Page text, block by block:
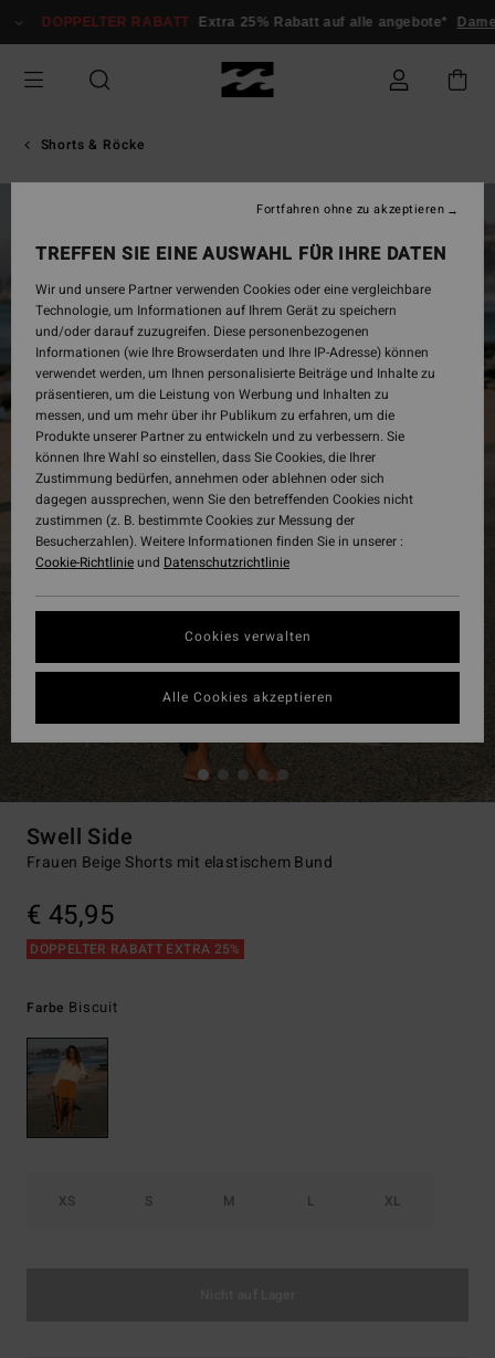
zur
springen
DOPPELTER RABATT Extra 25% Rabatt auf alle angebote* Damen
Shorts & Röcke
Swell Side
Frauen Beige Shorts mit elastischem Bund
€ 45,95
DOPPELTER RABATT EXTRA 25%
Farbe Biscuit
XS S M L XL
TREFFEN SIE EINE AUSWAHL FÜR IHRE DATEN
Wir und unsere Partner verwenden Cookies oder eine vergleichbare
Technologie, um Informationen auf Ihrem Gerät zu speichern
und/oder darauf zuzugreifen. Diese personenbezogenen
Informationen (wie Ihre Browserdaten und Ihre IP-Adresse) können
verwendet werden, um Ihnen personalisierte Beiträge und Inhalte zu
präsentieren, um die Leistung von Werbung und Inhalten zu
messen, und um mehr über ihr Publikum zu erfahren, um die
Produkte unserer Partner zu entwickeln und zu verbessern. Sie
können Ihre Wahl so einstellen, dass Sie Cookies, die Ihrer
Zustimmung bedürfen, annehmen oder ablehnen oder sich
dagegen aussprechen, wenn Sie den betreffenden Cookies nicht
zustimmen (z. B. bestimmte Cookies zur Messung der
Besucherzahlen). Weitere Informationen finden Sie in unserer :
Cookie-Richtlinieund Datenschutzrichtlinie
Cookies verwalten
Fortfahren ohne zu akzeptieren
Alle Cookies akzeptieren